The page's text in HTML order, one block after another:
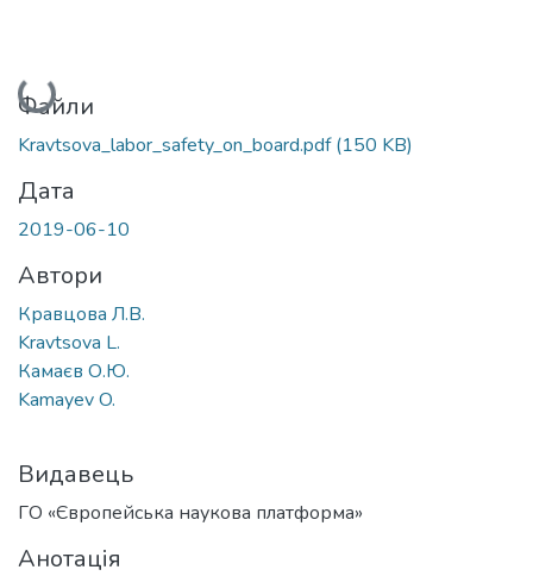
Вантажиться...
Файли
Kravtsova_labor_safety_on_board.pdf(150 KB)
Дата
2019-06-10
Автори
Кравцова Л.В.
Kravtsova L.
Камаєв О.Ю.
Kamayev O.
Видавець
ГО «Європейська наукова платформа»
Анотація